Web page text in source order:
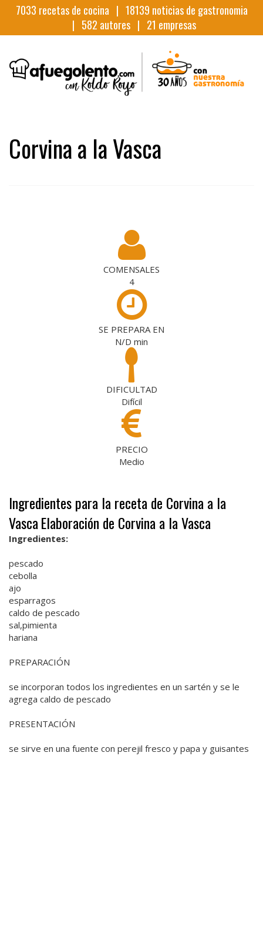
7033 recetas de cocina | 18139 noticias de gastronomia
| 582 autores | 21 empresas
Corvina a la Vasca
COMENSALES
4
SE PREPARA EN
N/D min
DIFICULTAD
Difícil
PRECIO
Medio
Ingredientes para la receta de Corvina a la
VascaElaboración de Corvina a la Vasca
Ingredientes:
pescado
cebolla
ajo
esparragos
caldo de pescado
sal,pimienta
hariana
PREPARACIÓN
se incorporan todos los ingredientes en un sartén y se le
agrega caldo de pescado
PRESENTACIÓN
se sirve en una fuente con perejil fresco y papa y guisantes